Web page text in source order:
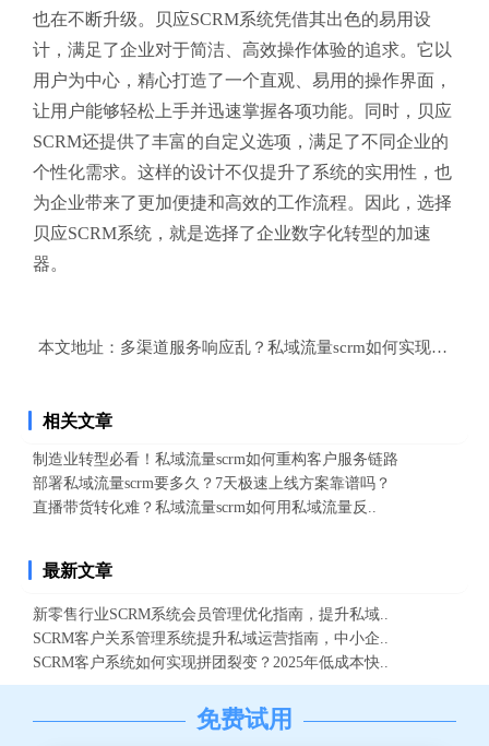
也在不断升级。贝应SCRM系统凭借其出色的易用设
计，满足了企业对于简洁、高效操作体验的追求。它以
用户为中心，精心打造了一个直观、易用的操作界面，
让用户能够轻松上手并迅速掌握各项功能。同时，贝应
SCRM还提供了丰富的自定义选项，满足了不同企业的
个性化需求。这样的设计不仅提升了系统的实用性，也
为企业带来了更加便捷和高效的工作流程。因此，选择
贝应SCRM系统，就是选择了企业数字化转型的加速
器。
本文地址： 多渠道服务响应乱？私域流量scrm如何实现全渠道
相关文章
制造业转型必看！私域流量scrm如何重构客户服务链路
部署私域流量scrm要多久？7天极速上线方案靠谱吗？
直播带货转化难？私域流量scrm如何用私域流量反..
最新文章
新零售行业SCRM系统会员管理优化指南，提升私域..
SCRM客户关系管理系统提升私域运营指南，中小企..
SCRM客户系统如何实现拼团裂变？2025年低成本快..
免费试用